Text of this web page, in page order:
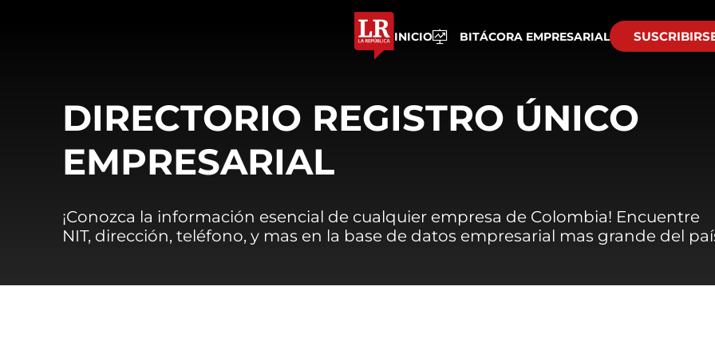
INICIO BITÁCORA EMPRESARIAL
DIRECTORIO REGISTRO ÚNICO
EMPRESARIAL
¡Conozca la información esencial de cualquier empresa de Colombia! Encuentre
NIT, dirección, teléfono, y mas en la base de datos empresarial mas grande del